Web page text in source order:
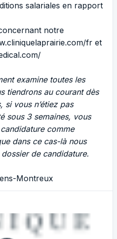
salariales en rapport
notre
fr et
examine toutes les
tiendrons au courant dès
si vous n’étiez pas
sous 3 semaines, vous
comme
dans ce cas-là nous
de candidature.
Montreux